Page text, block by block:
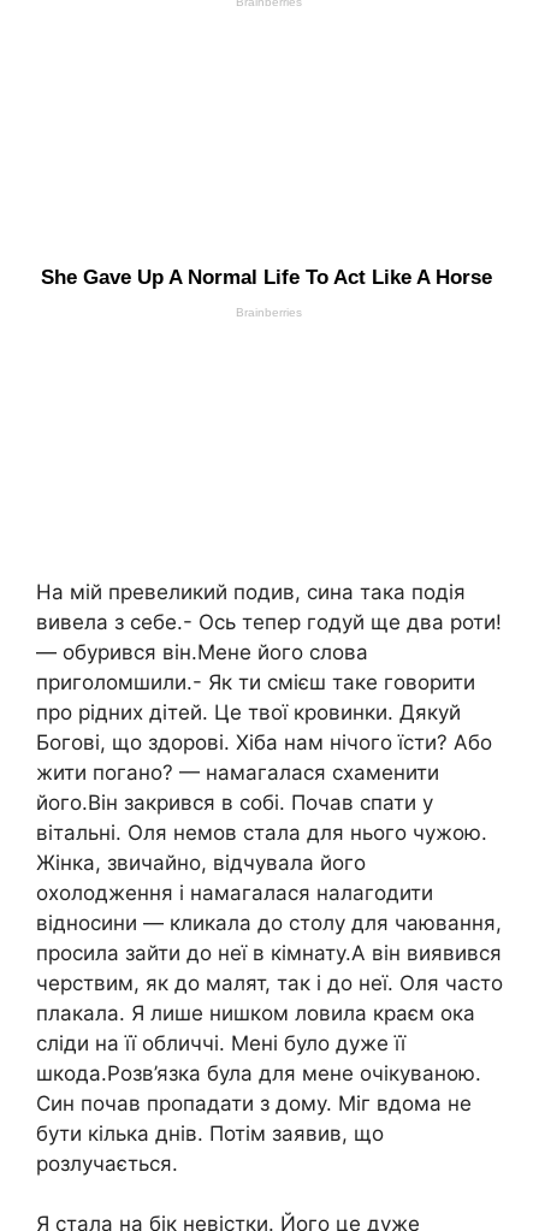
На мій превеликий подив, сина така подія
вивела з себе.- Ось тепер годуй ще два роти!
— обурився він.Мене його слова
приголомшили.- Як ти смієш таке говорити
про рідних дітей. Це твої кровинки. Дякуй
Богові, що здорові. Хіба нам нічого їсти? Або
жити погано? — намагалася схаменити
його.Він закрився в собі. Почав спати у
вітальні. Оля немов стала для нього чужою.
Жінка, звичайно, відчувала його
охолодження і намагалася налагодити
відносини — кликала до столу для чаювання,
просила зайти до неї в кімнату.А він виявився
черствим, як до малят, так і до неї. Оля часто
плакала. Я лише нишком ловила краєм ока
сліди на її обличчі. Мені було дуже її
шкода.Розв’язка була для мене очікуваною.
Син почав пропадати з дому. Міг вдома не
бути кілька днів. Потім заявив, що
розлучається.
Я стала на бік невістки. Його це дуже